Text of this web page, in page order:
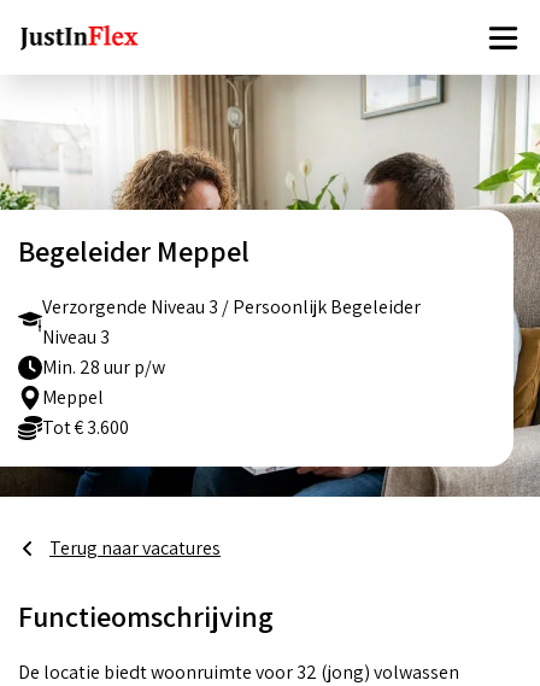
Begeleider Meppel
Verzorgende Niveau 3 / Persoonlijk Begeleider
Niveau 3
Min. 28 uur p/w
Meppel
Tot € 3.600
Terug naar vacatures
Functieomschrijving
De locatie biedt woonruimte voor 32 (jong) volwassen